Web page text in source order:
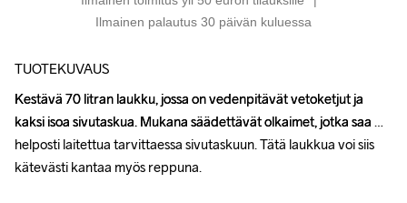
Ilmainen palautus 30 päivän kuluessa
TUOTEKUVAUS
Kestävä 70 litran laukku, jossa on vedenpitävät vetoketjut ja
kaksi isoa sivutaskua. Mukana säädettävät olkaimet, jotka saa
helposti laitettua tarvittaessa sivutaskuun. Tätä laukkua voi siis
kätevästi kantaa myös reppuna.
Kestävä 70 litran laukku, jossa on vedenpitävät vetoketjut ja
kaksi isoa sivutaskua. Mukana säädettävät olkaimet, jotka saa
helposti laitettua tarvittaessa sivutaskuun. Tätä laukkua voi siis
kätevästi kantaa myös reppuna.